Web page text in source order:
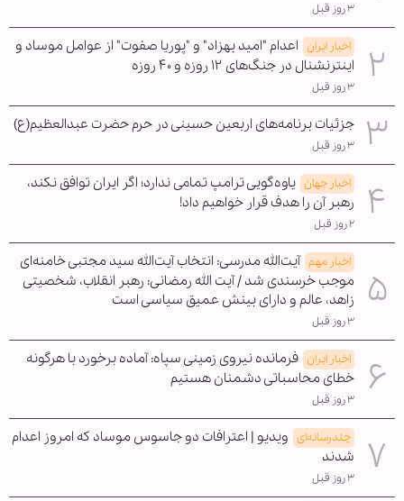
۳ روز قبل
اخبار ایران اعدام "امید بهزاد" و "پوریا صفوت" از عوامل موساد و
اینترنشنال در جنگ‌های ۱۲ روزه و ۴۰ روزه
۳ روز قبل
جزئیات برنامه‌های اربعین حسینی در حرم حضرت عبدالعظیم(ع)
۳ روز قبل
اخبار جهان یاوه‌گویی ترامپ تمامی ندارد؛ اگر ایران توافق نکند،
رهبر آن را هدف قرار خواهیم داد!
۲ روز قبل
اخبار مهم آیت‌الله مدرسی: انتخاب آیت‌الله سید مجتبی خامنه‌ای
موجب خرسندی شد / آیت الله رمضانی: رهبر انقلاب، شخصیتی
زاهد، عالم و دارای بینش عمیق سیاسی است
۳ روز قبل
اخبار ایران فرمانده نیروی زمینی سپاه: آماده برخورد با هرگونه
خطای محاسباتی دشمنان هستیم
۳ روز قبل
چندرسانه‌ای ویدیو | اعترافات دو جاسوس موساد که امروز اعدام
شدند
۳ روز قبل